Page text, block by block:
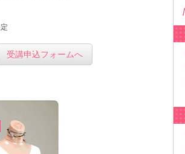
受講申込フォームへ